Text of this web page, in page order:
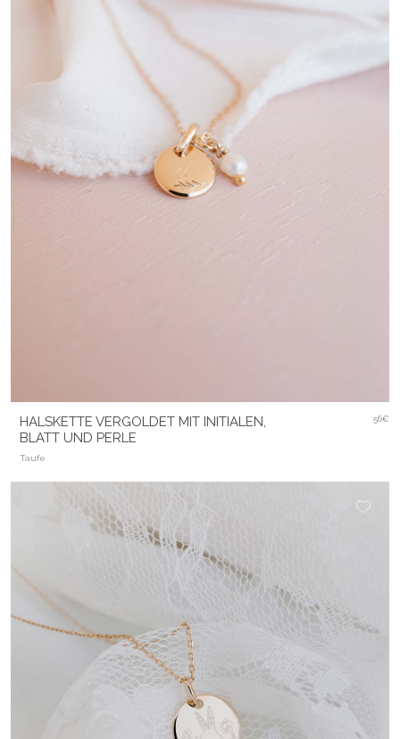
HALSKETTE VERGOLDET MIT INITIALEN,
BLATT UND PERLE
Taufe
56€